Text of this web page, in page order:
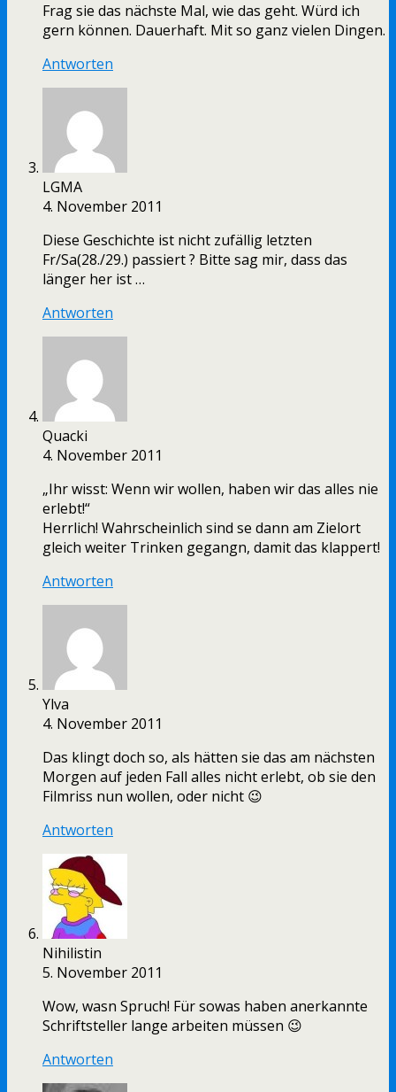
Frag sie das nächste Mal, wie das geht. Würd ich
gern können. Dauerhaft. Mit so ganz vielen Dingen.
Antworten
LGMA
4. November 2011
Diese Geschichte ist nicht zufällig letzten
Fr/Sa(28./29.) passiert ? Bitte sag mir, dass das
länger her ist …
Antworten
Quacki
4. November 2011
„Ihr wisst: Wenn wir wollen, haben wir das alles nie
erlebt!“
Herrlich! Wahrscheinlich sind se dann am Zielort
gleich weiter Trinken gegangn, damit das klappert!
Antworten
Ylva
4. November 2011
Das klingt doch so, als hätten sie das am nächsten
Morgen auf jeden Fall alles nicht erlebt, ob sie den
Filmriss nun wollen, oder nicht 😉
Antworten
Nihilistin
5. November 2011
Wow, wasn Spruch! Für sowas haben anerkannte
Schriftsteller lange arbeiten müssen 😉
Antworten